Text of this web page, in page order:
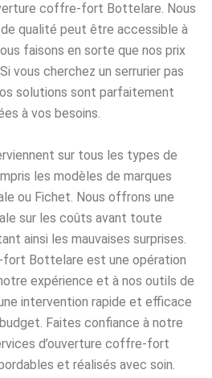
coffre-fort Bottelare. Nous
de qualité peut être accessible à
faisons en sorte que nos prix
vous cherchez un serrurier pas
solutions sont parfaitement
à vos besoins.
sur tous les types de
les modèles de marques
ou Fichet. Nous offrons une
sur les coûts avant toute
ainsi les mauvaises surprises.
Bottelare est une opération
expérience et à nos outils de
intervention rapide et efficace
Faites confiance à notre
d’ouverture coffre-fort
et réalisés avec soin.